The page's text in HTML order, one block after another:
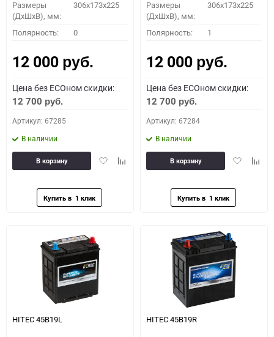
Размеры
(ДхШхВ), мм:
306x173x225
Полярность: 0
12 000 руб.
Цена без ECOном скидки:
12 700 руб.
Артикул: 67285
В наличии
ДобавитьДобавить
В корзину
Размеры
(ДхШхВ), мм:
306x173x225
Полярность: 1
12 000 руб.
Цена без ECOном скидки:
12 700 руб.
Артикул: 67284
В наличии
Добавить
В корзину
HITEC 45B19L HITEC 45B19R